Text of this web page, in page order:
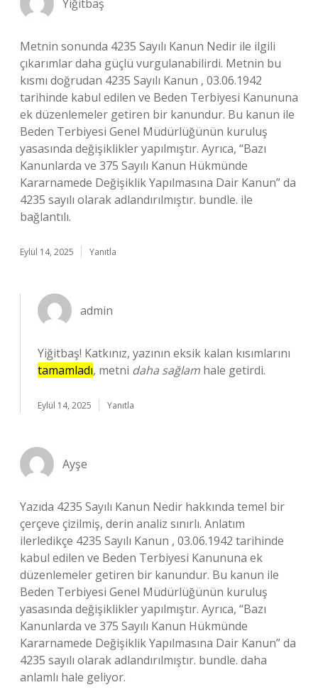
Yiğitbaş
Metnin sonunda 4235 Sayılı Kanun Nedir ile ilgili
çıkarımlar daha güçlü vurgulanabilirdi. Metnin bu
kısmı doğrudan 4235 Sayılı Kanun , 03.06.1942
tarihinde kabul edilen ve Beden Terbiyesi Kanununa
ek düzenlemeler getiren bir kanundur. Bu kanun ile
Beden Terbiyesi Genel Müdürlüğünün kuruluş
yasasında değişiklikler yapılmıştır. Ayrıca, “Bazı
Kanunlarda ve 375 Sayılı Kanun Hükmünde
Kararnamede Değişiklik Yapılmasına Dair Kanun” da
4235 sayılı olarak adlandırılmıştır. bundle. ile
bağlantılı.
Eylül 14, 2025 Yanıtla
admin
Yiğitbaş! Katkınız, yazının eksik kalan kısımlarını
tamamladı, metni daha sağlam hale getirdi.
Eylül 14, 2025 Yanıtla
Ayşe
Yazıda 4235 Sayılı Kanun Nedir hakkında temel bir
çerçeve çizilmiş, derin analiz sınırlı. Anlatım
ilerledikçe 4235 Sayılı Kanun , 03.06.1942 tarihinde
kabul edilen ve Beden Terbiyesi Kanununa ek
düzenlemeler getiren bir kanundur. Bu kanun ile
Beden Terbiyesi Genel Müdürlüğünün kuruluş
yasasında değişiklikler yapılmıştır. Ayrıca, “Bazı
Kanunlarda ve 375 Sayılı Kanun Hükmünde
Kararnamede Değişiklik Yapılmasına Dair Kanun” da
4235 sayılı olarak adlandırılmıştır. bundle. daha
anlamlı hale geliyor.